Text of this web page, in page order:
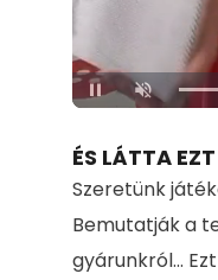
Unmute
ÉS LÁTTA
Szeretünk
Bemutatják a
gyárunkról...